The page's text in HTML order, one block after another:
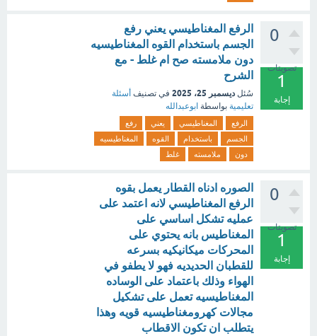
0
تصويتات
1
إجابة
الرفع المغناطيسي يعني رفع
الجسم باستخدام القوه المغناطيسيه
دون ملامسته صح ام غلط - مع
الشرح
سُئل ديسمبر 25، 2025 في تصنيف أسئلة
تعليمية بواسطة ابوعبدالله
الرفع المغناطيسي يعني
رفع
الجسم
باستخدام القوه
المغناطيسيه
دون
ملامسته غلط
0
تصويتات
1
إجابة
الصوره ادناه القطار يعمل بقوه
الرفع المغناطيسي لانه اعتمد على
عمليه تشكل اساسي على
المغناطيس بانه يحتوي على
المحركات ميكانيكيه بسرعه
للقطبان الحديديه فهو لا يطفو في
الهواء وذلك باعتماد على الوساده
المغناطيسيه تعمل على تشكيل
مجالات كهرومغناطيسيه قويه وهذا
يتطلب ان تكون الاقطاب